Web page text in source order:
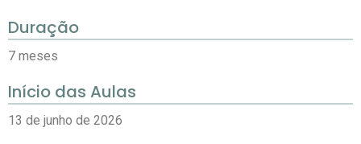
Duração
7 meses
Início das Aulas
13 de junho de 2026